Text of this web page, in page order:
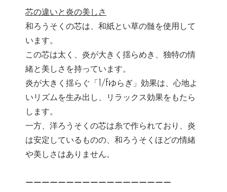
芯の違いと炎の美しさ
和ろうそくの芯は、和紙とい草の髄を使用して
います。
この芯は太く、炎が大きく揺らめき、独特の情
緒と美しさを持っています。
炎が大きく揺らぐ「1/fゆらぎ」効果は、心地よ
いリズムを生み出し、リラックス効果をもたら
します。
一方、洋ろうそくの芯は糸で作られており、炎
は安定しているものの、和ろうそくほどの情緒
や美しさはありません。
ーーーーーーーーーーーーーーーーーー